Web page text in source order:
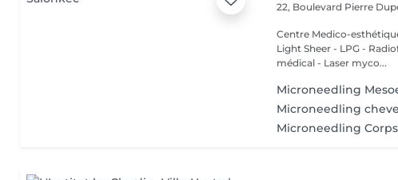
22, Boulevard Pierre
Centre Medico-
Light Sheer - LPG -
médical - Laser myco...
Microneedling
Microneedling
Microneedling